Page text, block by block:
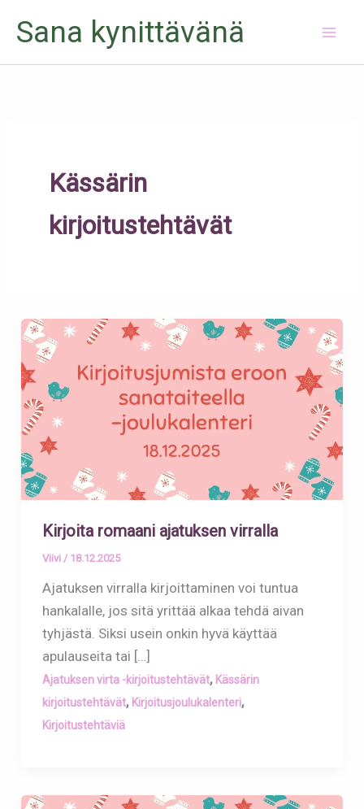
sisältöön
Sana kynittävänä
Kässärin
kirjoitustehtävät
Kirjoita romaani ajatuksen virralla
Viivi / 18.12.2025
Ajatuksen virralla kirjoittaminen voi tuntua
hankalalle, jos sitä yrittää alkaa tehdä aivan
tyhjästä. Siksi usein onkin hyvä käyttää
apulauseita tai […]
Ajatuksen virta -kirjoitustehtävät, Kässärin
kirjoitustehtävät, Kirjoitusjoulukalenteri,
Kirjoitustehtäviä